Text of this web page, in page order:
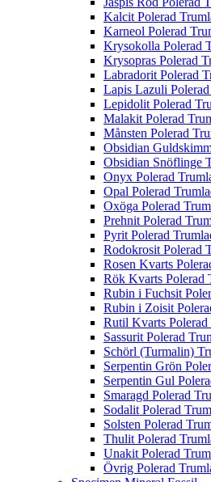
Kalcit Polerad
Karneol Polerad
Krysokolla Polerad
Krysopras Polerad
Labradorit Polerad
Lapis Lazuli
Lepidolit Polerad
Malakit Polerad
Månsten Polerad
Obsidian
Obsidian Snöflinge
Onyx Polerad
Opal Polerad
Oxöga Polerad
Prehnit Polerad
Pyrit Polerad
Rodokrosit Polerad
Rosen Kvarts
Rök Kvarts Polerad
Rubin i Fuchsit
Rubin i Zoisit
Rutil Kvarts Polerad
Sassurit Polerad
Schörl (Turmalin)
Serpentin Grön
Serpentin Gul
Smaragd Polerad
Sodalit Polerad
Solsten Polerad
Thulit Polerad
Unakit Polerad
Övrig Polerad